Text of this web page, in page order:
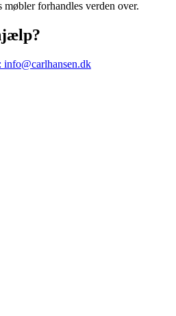
møbler forhandles verden over.
info@carlhansen.dk